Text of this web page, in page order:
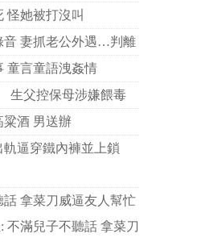
怪她被打沒叫
音 妻抓老公外遇…判離
童言童語洩姦情
生父控保母涉嫌餵毒
粱酒 男送辦
軌逼穿鐵內褲並上鎖
話 拿菜刀威逼友人幫忙
不滿兒子不聽話 拿菜刀